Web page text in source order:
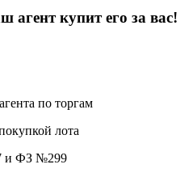
агент купит его за вас!
по торгам
лота
и ФЗ №299